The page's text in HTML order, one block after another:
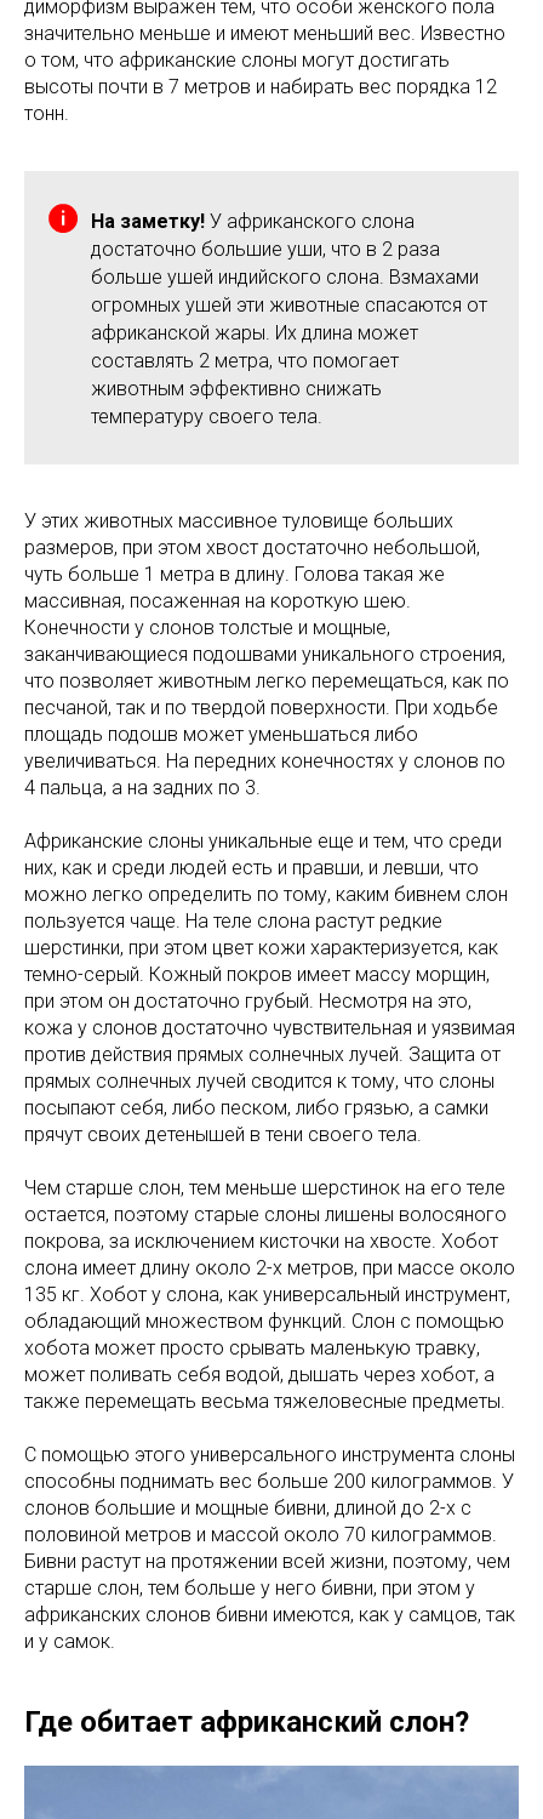
диморфизм выражен тем, что особи женского пола
значительно меньше и имеют меньший вес. Известно
о том, что африканские слоны могут достигать
высоты почти в 7 метров и набирать вес порядка 12
тонн.
На заметку! У африканского слона
достаточно большие уши, что в 2 раза
больше ушей индийского слона. Взмахами
огромных ушей эти животные спасаются от
африканской жары. Их длина может
составлять 2 метра, что помогает
животным эффективно снижать
температуру своего тела.
У этих животных массивное туловище больших
размеров, при этом хвост достаточно небольшой,
чуть больше 1 метра в длину. Голова такая же
массивная, посаженная на короткую шею.
Конечности у слонов толстые и мощные,
заканчивающиеся подошвами уникального строения,
что позволяет животным легко перемещаться, как по
песчаной, так и по твердой поверхности. При ходьбе
площадь подошв может уменьшаться либо
увеличиваться. На передних конечностях у слонов по
4 пальца, а на задних по 3.
Африканские слоны уникальные еще и тем, что среди
них, как и среди людей есть и правши, и левши, что
можно легко определить по тому, каким бивнем слон
пользуется чаще. На теле слона растут редкие
шерстинки, при этом цвет кожи характеризуется, как
темно-серый. Кожный покров имеет массу морщин,
при этом он достаточно грубый. Несмотря на это,
кожа у слонов достаточно чувствительная и уязвимая
против действия прямых солнечных лучей. Защита от
прямых солнечных лучей сводится к тому, что слоны
посыпают себя, либо песком, либо грязью, а самки
прячут своих детенышей в тени своего тела.
Чем старше слон, тем меньше шерстинок на его теле
остается, поэтому старые слоны лишены волосяного
покрова, за исключением кисточки на хвосте. Хобот
слона имеет длину около 2-х метров, при массе около
135 кг. Хобот у слона, как универсальный инструмент,
обладающий множеством функций. Слон с помощью
хобота может просто срывать маленькую травку,
может поливать себя водой, дышать через хобот, а
также перемещать весьма тяжеловесные предметы.
С помощью этого универсального инструмента слоны
способны поднимать вес больше 200 килограммов. У
слонов большие и мощные бивни, длиной до 2-х с
половиной метров и массой около 70 килограммов.
Бивни растут на протяжении всей жизни, поэтому, чем
старше слон, тем больше у него бивни, при этом у
африканских слонов бивни имеются, как у самцов, так
и у самок.
Где обитает африканский слон?